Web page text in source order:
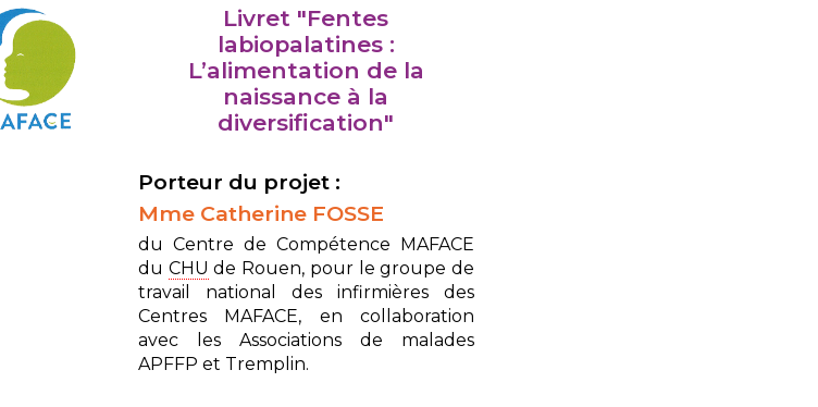
Livret "Fentes
labiopalatines :
L’alimentation de la
naissance à la
diversification"
Porteur du projet :
Mme Catherine FOSSE
du Centre de Compétence MAFACE
du CHU de Rouen, pour le groupe de
travail national des infirmières des
Centres MAFACE, en collaboration
avec les Associations de malades
APFFP et Tremplin.